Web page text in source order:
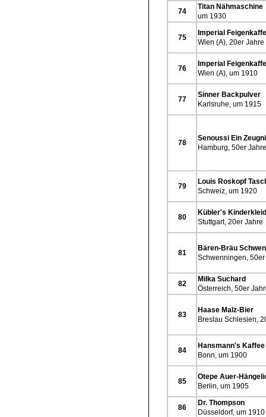
74
Titan Nähmaschine
um 1930
75
Imperial
Wien (A), 20er Jahre
76
Imperial
Wien (A), um 1910
77
Sinner Backpulver
Karlsruhe, um 1915
78
Senoussi Ein
Hamburg, 50er Jahre
79
Louis Roskopf
Schweiz, um 1920
80
Kübler's
Stuttgart, 20er Jahre
81
Bären-Bräu
Schwenningen,
82
Milka Suchard
Österreich, 50er
83
Haase Malz-Bier
Breslau Schlesien,
84
Hansmann's Kaffee
Bonn, um 1900
85
Otepe Auer-
Berlin, um 1905
86
Dr. Thompson
Düsseldorf, um 1910